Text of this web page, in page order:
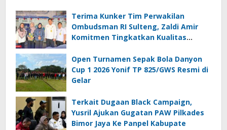
Terima Kunker Tim Perwakilan
Ombudsman RI Sulteng, Zaldi Amir
Komitmen Tingkatkan Kualitas
Mal Administrasi
Open Turnamen Sepak Bola Danyon
Cup 1 2026 Yonif TP 825/GWS Resmi di
Gelar
Terkait Dugaan Black Campaign,
Yusril Ajukan Gugatan PAW Pilkades
Bimor Jaya Ke Panpel Kabupate